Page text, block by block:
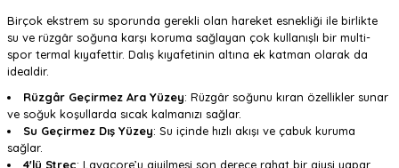
Birçok ekstrem su sporunda gerekli olan hareket esnekliği ile birlikte
su ve rüzgâr soğuna karşı koruma sağlayan çok kullanışlı bir multi-
spor termal kıyafettir. Dalış kıyafetinin altına ek katman olarak da
idealdir.
Rüzgâr Geçirmez Ara Yüzey: Rüzgâr soğunu kıran özellikler sunar
ve soğuk koşullarda sıcak kalmanızı sağlar.
Su Geçirmez Dış Yüzey: Su içinde hızlı akışı ve çabuk kuruma
sağlar.
4'lü Streç: Lavacore’u giyilmesi son derece rahat bir giysi yapar.